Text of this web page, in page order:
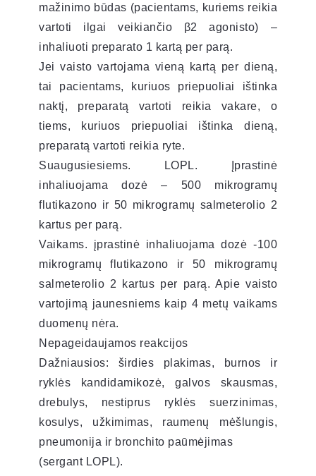
mažinimo būdas (pacientams, kuriems reikia
vartoti ilgai veikiančio β2 agonisto) –
inhaliuoti preparato 1 kartą per parą.
Jei vaisto vartojama vieną kartą per dieną,
tai pacientams, kuriuos priepuoliai ištinka
naktį, preparatą vartoti reikia vakare, o
tiems, kuriuos priepuoliai ištinka dieną,
preparatą vartoti reikia ryte.
Suaugusiesiems. LOPL. Įprastinė
inhaliuojama dozė – 500 mikrogramų
flutikazono ir 50 mikrogramų salmeterolio 2
kartus per parą.
Vaikams. įprastinė inhaliuojama dozė -100
mikrogramų flutikazono ir 50 mikrogramų
salmeterolio 2 kartus per parą. Apie vaisto
vartojimą jaunesniems kaip 4 metų vaikams
duomenų nėra.
Nepageidaujamos reakcijos
Dažniausios: širdies plakimas, burnos ir
ryklės kandidamikozė, galvos skausmas,
drebulys, nestiprus ryklės suerzinimas,
kosulys, užkimimas, raumenų mėšlungis,
pneumonija ir bronchito paūmėjimas
(sergant LOPL).